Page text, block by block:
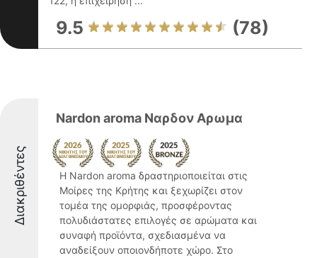
9.5 (78)
Διακριθέντες
Nardon aroma Ναρδον Αρωμα
Η Nardon aroma δραστηριοποιείται στις
Μοίρες της Κρήτης και ξεχωρίζει στον
τομέα της ομορφιάς, προσφέροντας
πολυδιάστατες επιλογές σε αρώματα και
συναφή προϊόντα, σχεδιασμένα να
αναδείξουν οποιονδήποτε χώρο. Στο